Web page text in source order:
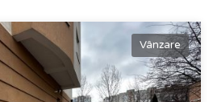
Vânzare